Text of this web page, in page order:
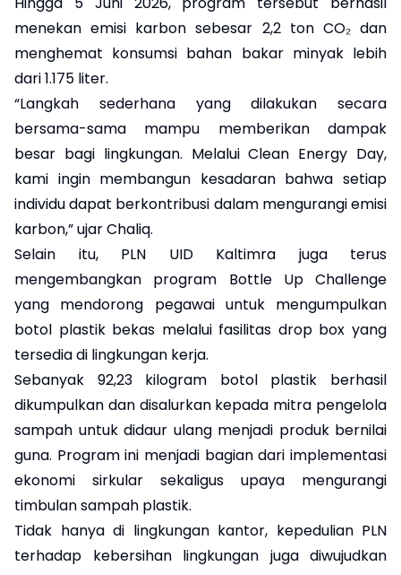
menekan emisi karbon sebesar 2,2 ton CO₂ dan
menghemat konsumsi bahan bakar minyak lebih
dari 1.175 liter.
“Langkah sederhana yang dilakukan secara
bersama-sama mampu memberikan dampak
besar bagi lingkungan. Melalui Clean Energy Day,
kami ingin membangun kesadaran bahwa setiap
individu dapat berkontribusi dalam mengurangi emisi
karbon,” ujar Chaliq.
Selain itu, PLN UID Kaltimra juga terus
mengembangkan program Bottle Up Challenge
yang mendorong pegawai untuk mengumpulkan
botol plastik bekas melalui fasilitas drop box yang
tersedia di lingkungan kerja.
Sebanyak 92,23 kilogram botol plastik berhasil
dikumpulkan dan disalurkan kepada mitra pengelola
sampah untuk didaur ulang menjadi produk bernilai
guna. Program ini menjadi bagian dari implementasi
ekonomi sirkular sekaligus upaya mengurangi
timbulan sampah plastik.
Tidak hanya di lingkungan kantor, kepedulian PLN
terhadap kebersihan lingkungan juga diwujudkan